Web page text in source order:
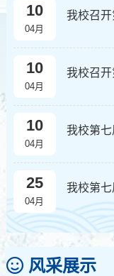
10
04月
我校召
10
04月
10
04月
我校第
25
04月
我校第
风采展示